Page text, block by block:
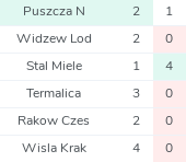
Puszcza N 2 1
Widzew Lod 2 0
Stal Miele 1 4
Termalica 3 0
Rakow Czes 2 0
Wisla Krak 4 0